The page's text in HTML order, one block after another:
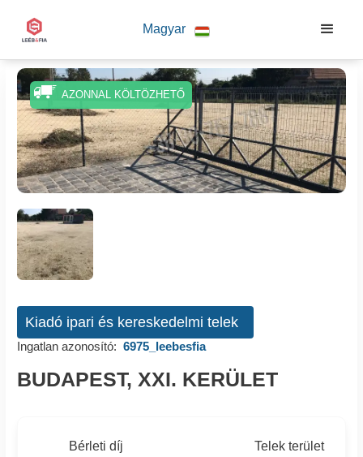
Magyar
AZONNAL KÖLTÖZHETŐ
Kiadó ipari és kereskedelmi telek
Ingatlan azonosító: 6975_leebesfia
BUDAPEST, XXI. KERÜLET
Bérleti díj Telek terület